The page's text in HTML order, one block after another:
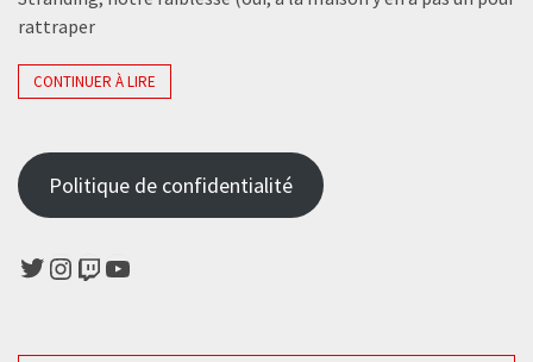
rattraper
CONTINUER À LIRE
Politique de confidentialité
Twitter
Instagram
TwitchYouTube